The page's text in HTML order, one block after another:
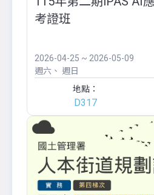
考證班
2026-04-25 ~ 2026-05-09
週六
週日
地點：
D317